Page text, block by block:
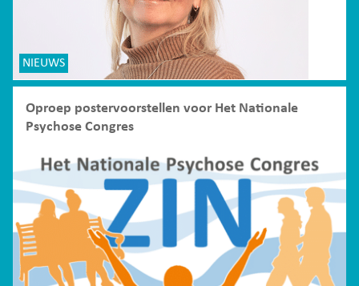
NIEUWS
Oproep postervoorstellen voor Het Nationale
Psychose Congres